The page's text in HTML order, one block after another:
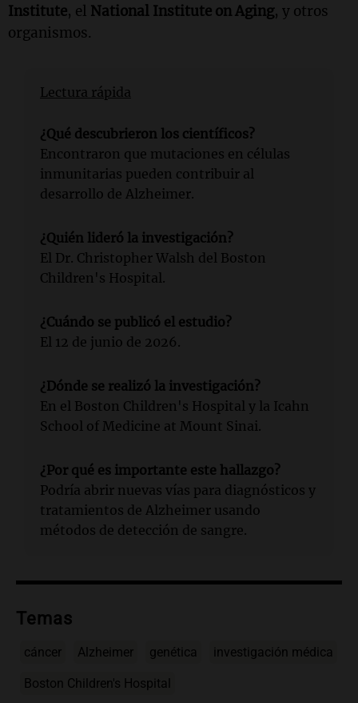
Institute, el National Institute on Aging, y otros
organismos.
Lectura rápida
¿Qué descubrieron los científicos?
Encontraron que mutaciones en células
inmunitarias pueden contribuir al
desarrollo de Alzheimer.
¿Quién lideró la investigación?
El Dr. Christopher Walsh del Boston
Children's Hospital.
¿Cuándo se publicó el estudio?
El 12 de junio de 2026.
¿Dónde se realizó la investigación?
En el Boston Children's Hospital y la Icahn
School of Medicine at Mount Sinai.
¿Por qué es importante este hallazgo?
Podría abrir nuevas vías para diagnósticos y
tratamientos de Alzheimer usando
métodos de detección de sangre.
Temas
cáncer Alzheimer genética investigación médica
Boston Children's Hospital